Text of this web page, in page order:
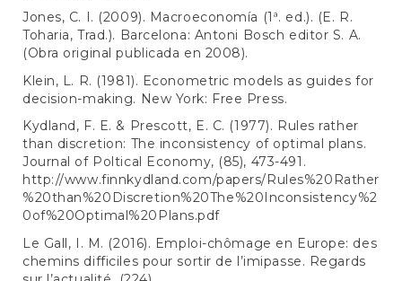
Jones, C. I. (2009). Macroeconomía (1ª. ed.). (E. R.
Toharia, Trad.). Barcelona: Antoni Bosch editor S. A.
(Obra original publicada en 2008).
Klein, L. R. (1981). Econometric models as guides for
decision-making. New York: Free Press.
Kydland, F. E. & Prescott, E. C. (1977). Rules rather
than discretion: The inconsistency of optimal plans.
Journal of Poltical Economy, (85), 473-491.
http://www.finnkydland.com/papers/Rules%20Rather
%20than%20Discretion%20The%20Inconsistency%2
0of%20Optimal%20Plans.pdf
Le Gall, I. M. (2016). Emploi-chômage en Europe: des
chemins difficiles pour sortir de l’imipasse. Regards